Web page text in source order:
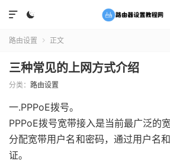


路由设置  正文
三种常见的上网方式介绍
分类： 路由设置
一.PPPoE拨号。
PPPoE拨号宽带接入是当前最广泛的
分配宽带用户名和密码，通过用户名
证。